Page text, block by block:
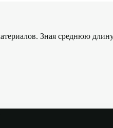
Зная среднюю